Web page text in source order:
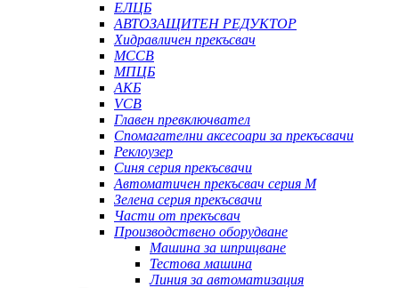
ЕЛЦБ
АВТОЗАЩИТЕН РЕДУКТОР
Хидравличен прекъсвач
MCCB
МПЦБ
АКБ
VCB
Главен превключвател
Спомагателни аксесоари за прекъсвачи
Реклоузер
Синя серия прекъсвачи
Автоматичен прекъсвач серия M
Зелена серия прекъсвачи
Части от прекъсвач
Производствено оборудване
Машина за шприцване
Тестова машина
Линия за автоматизация